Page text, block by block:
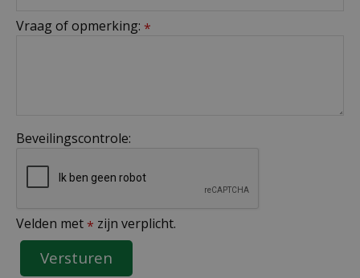
Vraag of opmerking: *
Beveilingscontrole:
Velden met * zijn verplicht.